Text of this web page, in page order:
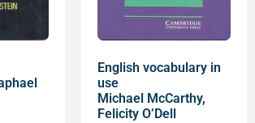
English vocabulary in
use
Michael McCarthy,
Felicity O’Dell